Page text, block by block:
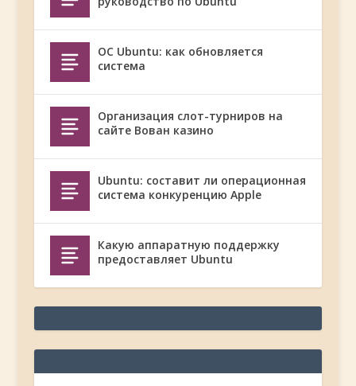
ОС Ubuntu: как обновляется
система
Организация слот-турниров на
сайте Вован казино
Ubuntu: составит ли операционная
система конкуренцию Apple
Какую аппаратную поддержку
предоставляет Ubuntu